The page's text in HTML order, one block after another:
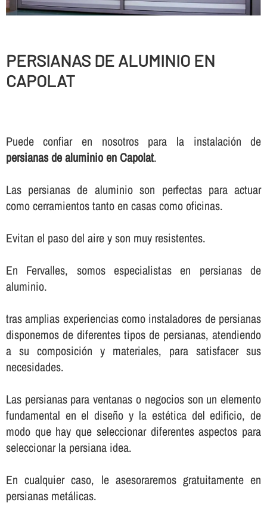
PERSIANAS DE ALUMINIO EN
CAPOLAT
Puede confiar en nosotros para la instalación de
persianas de aluminio en Capolat.
Las persianas de aluminio son perfectas para actuar
como cerramientos tanto en casas como oficinas.
Evitan el paso del aire y son muy resistentes.
En Fervalles, somos especialistas en persianas de
aluminio.
tras amplias experiencias como instaladores de persianas
disponemos de diferentes tipos de persianas, atendiendo
a su composición y materiales, para satisfacer sus
necesidades.
Las persianas para ventanas o negocios son un elemento
fundamental en el diseño y la estética del edificio, de
modo que hay que seleccionar diferentes aspectos para
seleccionar la persiana idea.
En cualquier caso, le asesoraremos gratuitamente en
persianas metálicas.